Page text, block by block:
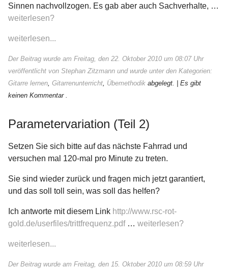
Sinnen nachvollzogen. Es gab aber auch Sachverhalte, …
weiterlesen?
weiterlesen...
Der Beitrag wurde am Freitag, den 22. Oktober 2010 um 08:07 Uhr
veröffentlicht von Stephan Zitzmann und wurde unter den Kategorien:
Gitarre lernen Gitarrenunterricht Übemethodik abgelegt. | Es gibt
keinen Kommentar .
Parametervariation (Teil 2)
Setzen Sie sich bitte auf das nächste Fahrrad und
versuchen mal 120-mal pro Minute zu treten.
Sie sind wieder zurück und fragen mich jetzt garantiert,
und das soll toll sein, was soll das helfen?
Ich antworte mit diesem Link http://www.rsc-rot-
gold.de/userfiles/trittfrequenz.pdf … weiterlesen?
weiterlesen...
Der Beitrag wurde am Freitag, den 15. Oktober 2010 um 08:59 Uhr